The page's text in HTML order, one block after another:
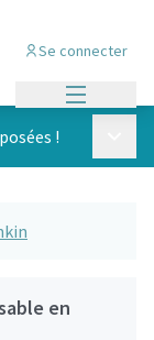
Se connecter
!
en